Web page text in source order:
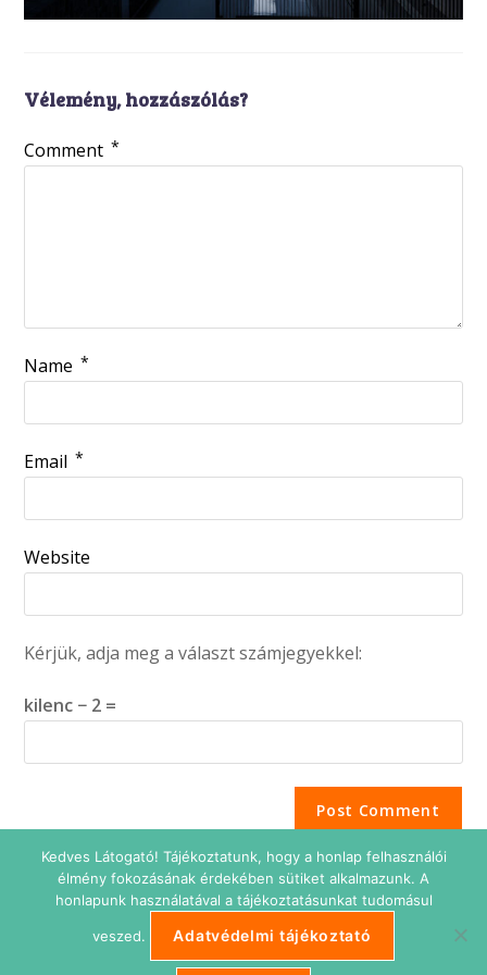
Vélemény, hozzászólás?
Comment *
Name *
Email *
Website
Kérjük, adja meg a választ számjegyekkel:
kilenc − 2 =
Adatkezelési tájékoztató Impresszum
Süti beállítások
Kedves Látogató! Tájékoztatunk, hogy a honlap felhasználói
élmény fokozásának érdekében sütiket alkalmazunk. A
honlapunk használatával a tájékoztatásunkat tudomásul
veszed. Adatvédelmi tájékoztató